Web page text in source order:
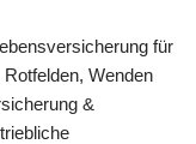
für
Wenden
&